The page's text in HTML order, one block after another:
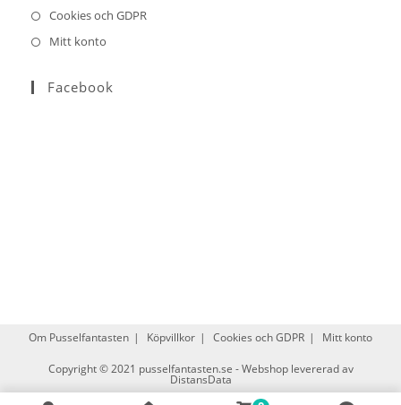
Cookies och GDPR
Mitt konto
Facebook
Om Pusselfantasten Köpvillkor Cookies och GDPR Mitt konto
Copyright © 2021 pusselfantasten.se -Webshop levererad av
DistansData